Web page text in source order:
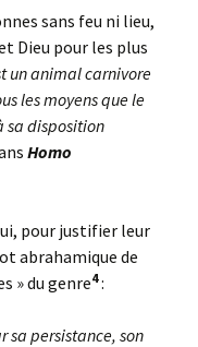
sans feu ni lieu,
Dieu pour les plus
un animal carnivore
les moyens que le
sa disposition
Homo
pour justifier leur
abrahamique de
» du genre4:
sa persistance, son